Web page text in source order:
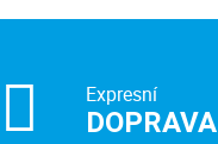
Expresní
DOPRAVA